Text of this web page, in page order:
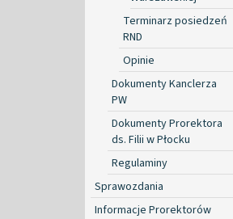
Terminarz posiedzeń
RND
Opinie
Dokumenty Kanclerza
PW
Dokumenty Prorektora
ds. Filii w Płocku
Regulaminy
Sprawozdania
Informacje Prorektorów